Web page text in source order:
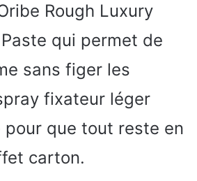
Rough Luxury
qui permet de
sans figer les
fixateur léger
que tout reste en
carton.